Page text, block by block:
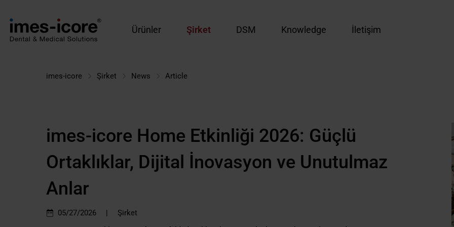
Ürünler Şirket DSM Knowledge İletişim
imes-icore Şirket News Article
imes-icore Home Etkinliği 2026: Güçlü
Ortaklıklar, Dijital İnovasyon ve Unutulmaz
Anlar
05/27/2026 |
Şirket